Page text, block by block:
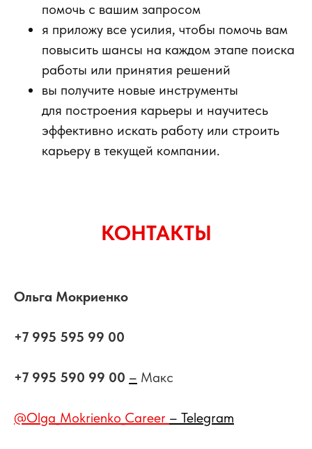
помочь с вашим запросом
я приложу все усилия, чтобы помочь вам
повысить шансы на каждом этапе поиска
работы или принятия решений
вы получите новые инструменты
для построения карьеры и научитесь
эффективно искать работу или строить
карьеру в текущей компании.
КОНТАКТЫ
Ольга Мокриенко
+7 995 595 99 00
+7 995 590 99 00 – Макс
@Olga_Mokrienko_Career – Telegram